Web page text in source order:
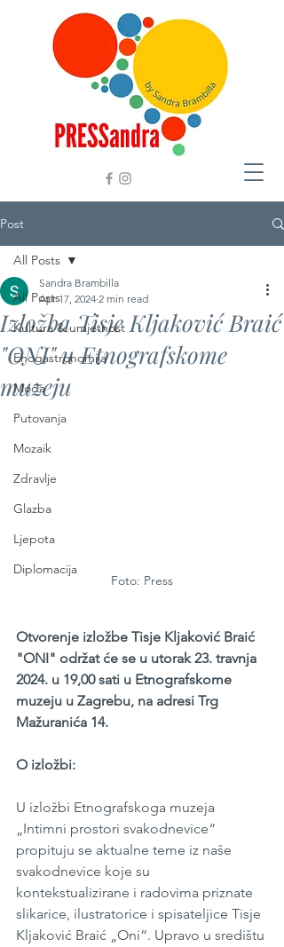
Post
All Posts
Kultura & umjetnost
Enogastronomija
Moda
Putovanja
Mozaik
Zdravlje
Glazba
Ljepota
Diplomacija
All Posts
Izložba Tisje Kljaković Braić
"ONI" u Etnografskome
muzeju
Sandra Brambilla
Apr 17, 2024 2 min read
Foto: Press
Otvorenje izložbe Tisje Kljaković Braić
"ONI" održat će se u utorak 23. travnja
2024. u 19,00 sati u Etnografskome
muzeju u Zagrebu, na adresi Trg
Mažuranića 14.
O izložbi:
U izložbi Etnografskoga muzeja
„Intimni prostori svakodnevice“
propituju se aktualne teme iz naše
svakodnevice koje su
kontekstualizirane i radovima priznate
slikarice, ilustratorice i spisateljice Tisje
Kljaković Braić „Oni“. Upravo u središtu